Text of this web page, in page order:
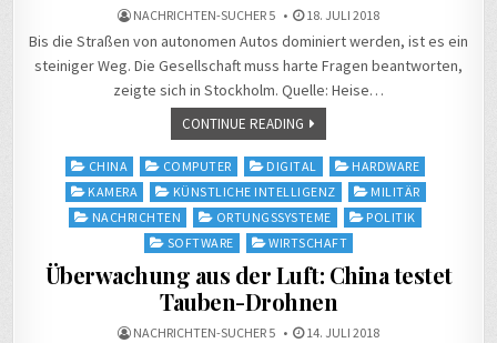
NACHRICHTEN-SUCHER 5 18. JULI 2018
Bis die Straßen von autonomen Autos dominiert werden, ist es ein
steiniger Weg. Die Gesellschaft muss harte Fragen beantworten,
zeigte sich in Stockholm. Quelle: Heise…
CONTINUE READING
Posted
in
CHINA COMPUTER DIGITAL
HARDWARE
KAMERA
KÜNSTLICHE INTELLIGENZ
MILITÄR
NACHRICHTEN
ORTUNGSSYSTEME
POLITIK
SOFTWARE
WIRTSCHAFT
Überwachung aus der Luft: China testet
Tauben-Drohnen
NACHRICHTEN-SUCHER 5 14. JULI 2018